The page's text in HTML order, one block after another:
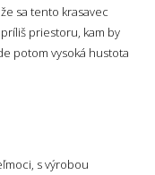
sa tento krasavec
priestoru, kam by
potom vysoká hustota
s výrobou